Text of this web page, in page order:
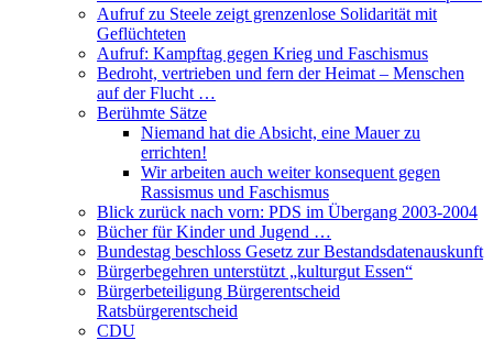
Aufruf zu Steele zeigt grenzenlose Solidarität mit
Geflüchteten
Aufruf: Kampftag gegen Krieg und Faschismus
Bedroht, vertrieben und fern der Heimat – Menschen
auf der Flucht …
Berühmte Sätze
Niemand hat die Absicht, eine Mauer zu
errichten!
Wir arbeiten auch weiter konsequent gegen
Rassismus und Faschismus
Blick zurück nach vorn: PDS im Übergang 2003-2004
Bücher für Kinder und Jugend …
Bundestag beschloss Gesetz zur Bestandsdatenauskunft
Bürgerbegehren unterstützt „kulturgut Essen“
Bürgerbeteiligung Bürgerentscheid
Ratsbürgerentscheid
CDU